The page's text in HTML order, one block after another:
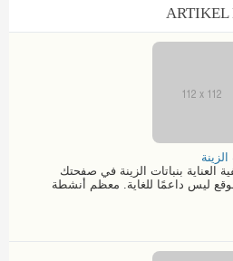
العناية بنباتات الزينة في صفحتك
ليس داعمًا للغاية. معظم أنشطة